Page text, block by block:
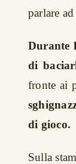
parlare
Durante
di
fronte ai
di gioco.
Sulla